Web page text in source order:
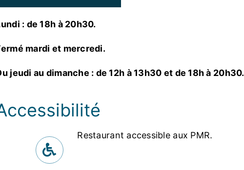
: de 18h à 20h30.
mardi et mercredi.
jeudi au dimanche : de 12h à 13h30 et de 18h à 20h30.
Restaurant accessible aux PMR.